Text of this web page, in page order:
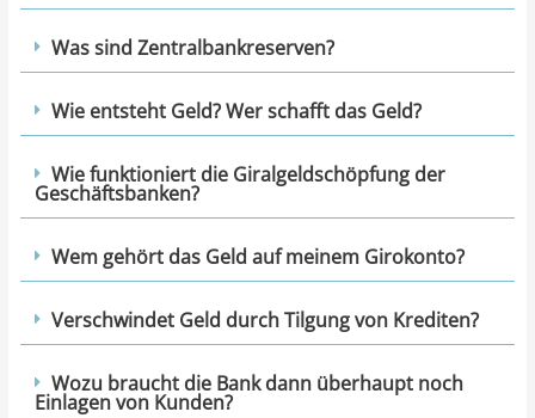
Was sind Zentralbankreserven?
Wie entsteht Geld? Wer schafft das Geld?
Wie funktioniert die Giralgeldschöpfung der
Geschäftsbanken?
Wem gehört das Geld auf meinem Girokonto?
Verschwindet Geld durch Tilgung von Krediten?
Wozu braucht die Bank dann überhaupt noch
Einlagen von Kunden?